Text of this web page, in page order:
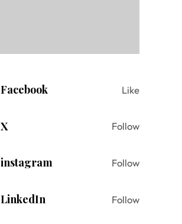
Facebook Like
X Follow
instagram Follow
LinkedIn Follow